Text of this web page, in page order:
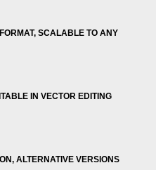
SCALABLE TO ANY
IN VECTOR EDITING
ALTERNATIVE VERSIONS